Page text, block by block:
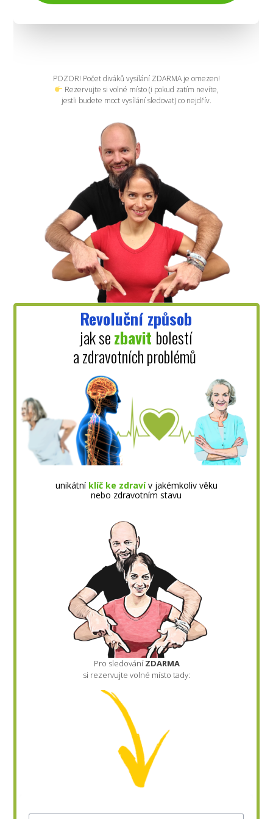
POZOR! Počet diváků vysílání ZDARMA je omezen!
Rezervujte si volné místo (i pokud zatím nevíte,
jestli budete moct vysílání sledovat) co nejdřív.
Revoluční způsob
jak sezbavit bolestí
a zdravotních problémů
unikátní klíč ke zdravív jakémkoliv věku
nebo zdravotním stavu
Pro sledováníZDARMA
si rezervujte volné místo tady: